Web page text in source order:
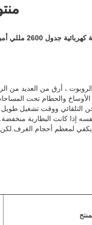
مللي أمبير بطارية
، أرق من العديد من
والحطام تحت
كانت البطارية منخفضة.تحتفظ
لمعظم أحجام